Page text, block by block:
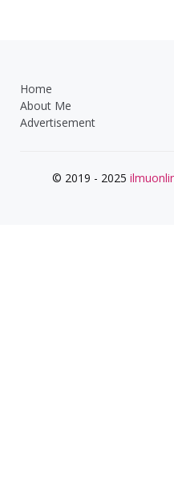
Home
About Me
Advertisement
© 2019 - 2025